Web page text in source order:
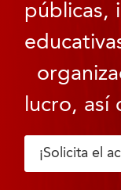
públicas,
lucro, así
¡Solicita el